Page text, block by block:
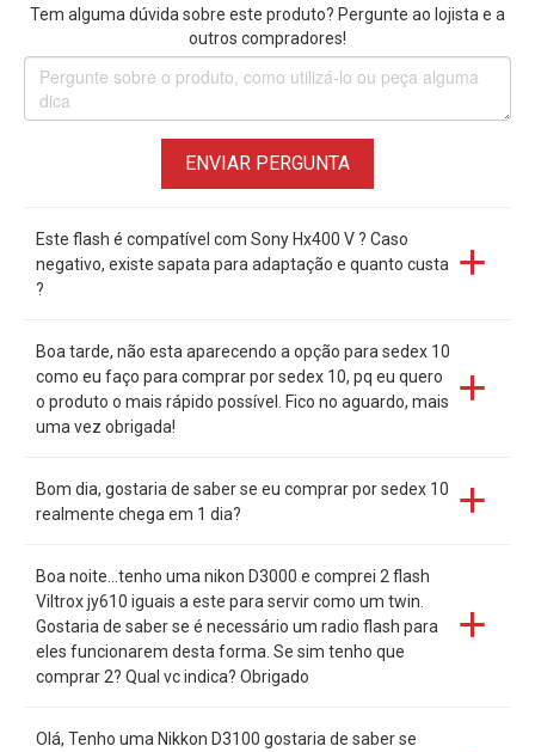
Tem alguma dúvida sobre este produto? Pergunte ao lojista e a
outros compradores!
ENVIAR PERGUNTA
Este flash é compatível com Sony Hx400 V ? Caso
negativo, existe sapata para adaptação e quanto custa
?
Boa tarde, não esta aparecendo a opção para sedex 10
como eu faço para comprar por sedex 10, pq eu quero
o produto o mais rápido possível. Fico no aguardo, mais
uma vez obrigada!
Bom dia, gostaria de saber se eu comprar por sedex 10
realmente chega em 1 dia?
Boa noite...tenho uma nikon D3000 e comprei 2 flash
Viltrox jy610 iguais a este para servir como um twin.
Gostaria de saber se é necessário um radio flash para
eles funcionarem desta forma. Se sim tenho que
comprar 2? Qual vc indica? Obrigado
Olá, Tenho uma Nikkon D3100 gostaria de saber se